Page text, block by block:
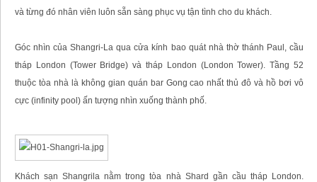
và từng đó nhân viên luôn sẵn sàng phục vụ tận tình cho du khách.
Góc nhìn của Shangri-La qua cửa kính bao quát nhà thờ thánh Paul, cầu
tháp London (Tower Bridge) và tháp London (London Tower). Tầng 52
thuộc tòa nhà là không gian quán bar Gong cao nhất thủ đô và hồ bơi vô
cực (infinity pool) ấn tượng nhìn xuống thành phố.
Khách sạn Shangrila nằm trong tòa nhà Shard gần cầu tháp London.